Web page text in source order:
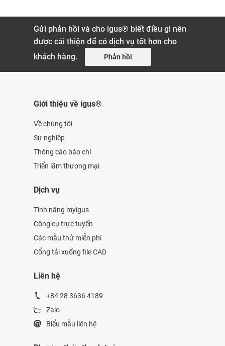
Gửi phản hồi và cho igus® biết điều gì nên
được cải thiện để có dịch vụ tốt hơn cho
khách hàng.
Phản hồi
Giới thiệu về igus®
Về chúng tôi
Sự nghiệp
Thông cáo báo chí
Triển lãm thương mại
Dịch vụ
Tính năng myigus
Công cụ trực tuyến
Các mẫu thử miễn phí
Cổng tải xuống file CAD
Liên hệ
+84 28 3636 4189
Zalo
Biểu mẫu liên hệ